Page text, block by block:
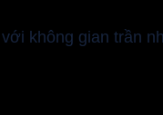
không gian trần